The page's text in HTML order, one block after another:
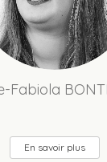
Fabiola
En savoir plus